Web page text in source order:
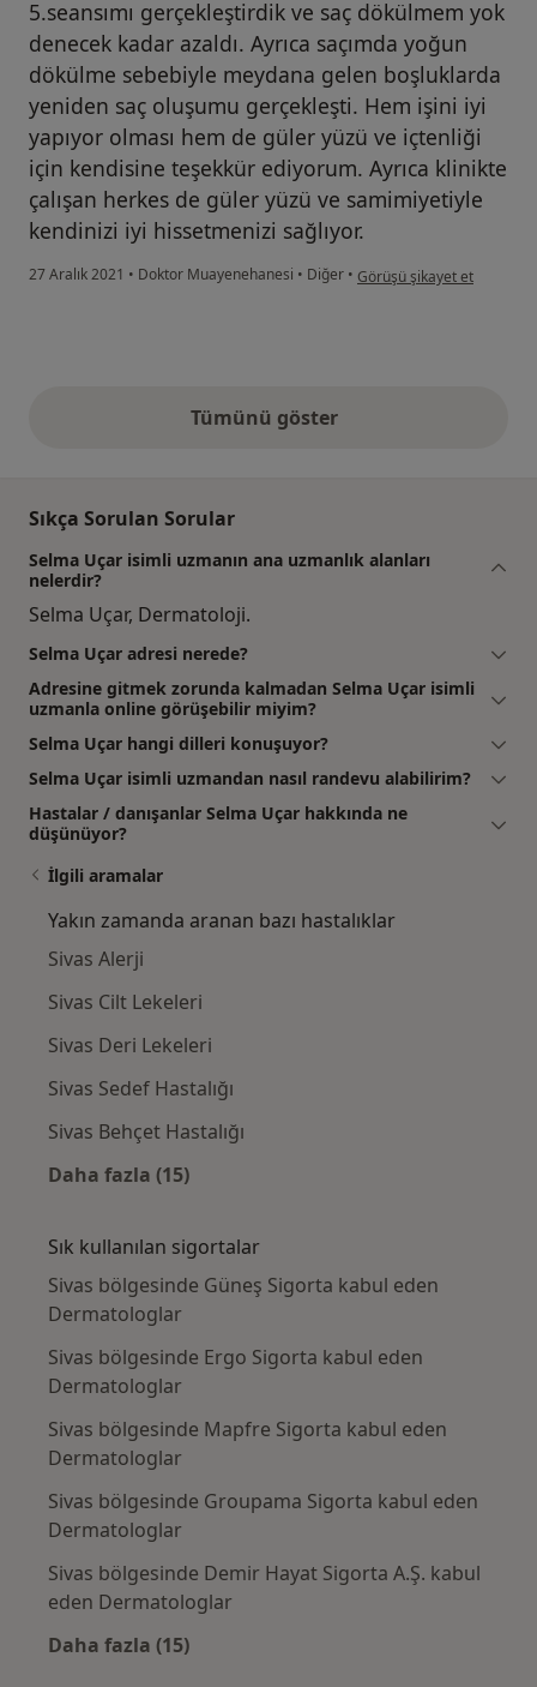
5.seansımı gerçekleştirdik ve saç dökülmem yok
denecek kadar azaldı. Ayrıca saçımda yoğun
dökülme sebebiyle meydana gelen boşluklarda
yeniden saç oluşumu gerçekleşti. Hem işini iyi
yapıyor olması hem de güler yüzü ve içtenliği
için kendisine teşekkür ediyorum. Ayrıca klinikte
çalışan herkes de güler yüzü ve samimiyetiyle
kendinizi iyi hissetmenizi sağlıyor.
27 Aralık 2021 • Doktor Muayenehanesi • Diğer • kullanıcının görüşüne göre
Görüşü şikayet et
Tümünü gösteryukarıdaki görüşler
Sıkça Sorulan Sorular
Selma Uçar isimli uzmanın ana uzmanlık alanları
nelerdir?
Selma Uçar, Dermatoloji.
Selma Uçar adresi nerede?
Adresine gitmek zorunda kalmadan Selma Uçar isimli
uzmanla online görüşebilir miyim?
Selma Uçar hangi dilleri konuşuyor?
Selma Uçar isimli uzmandan nasıl randevu alabilirim?
Hastalar / danışanlar Selma Uçar hakkında ne
düşünüyor?
İlgili aramalar
Yakın zamanda aranan bazı hastalıklar
Sivas Alerji
Sivas Cilt Lekeleri
Sivas Deri Lekeleri
Sivas Sedef Hastalığı
Sivas Behçet Hastalığı
Daha fazla (15)
Sık kullanılan sigortalar
Sivas bölgesinde Güneş Sigorta kabul eden
Dermatologlar
Sivas bölgesinde Ergo Sigorta kabul eden
Dermatologlar
Sivas bölgesinde Mapfre Sigorta kabul eden
Dermatologlar
Sivas bölgesinde Groupama Sigorta kabul eden
Dermatologlar
Sivas bölgesinde Demir Hayat Sigorta A.Ş. kabul
eden Dermatologlar
Daha fazla (15)